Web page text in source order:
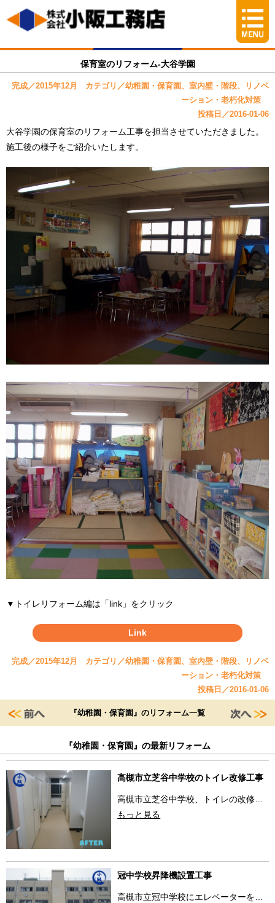
保育室のリフォーム-大谷学園
完成／2015年12月 カテゴリ／幼稚園・保育園、室内壁・階段、リノベ
ーション・老朽化対策
投稿日／2016-01-06
大谷学園の保育室のリフォーム工事を担当させていただきました。
施工後の様子をご紹介いたします。
▼トイレリフォーム編は「link」をクリック
Link
完成／2015年12月 カテゴリ／幼稚園・保育園、室内壁・階段、リノベ
ーション・老朽化対策
投稿日／2016-01-06
『幼稚園・保育園』のリフォーム一覧
『幼稚園・保育園』の最新リフォーム
高槻市立芝谷中学校のトイレ改修工事
高槻市立芝谷中学校、トイレの改修…
もっと見る
冠中学校昇降機設置工事
高槻市立冠中学校にエレベーターを…